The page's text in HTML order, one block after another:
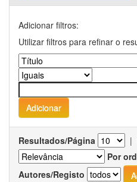
Adicionar filtros:
Utilizar filtros para refinar o
Resultados/Página |
Por
Autores/Registo